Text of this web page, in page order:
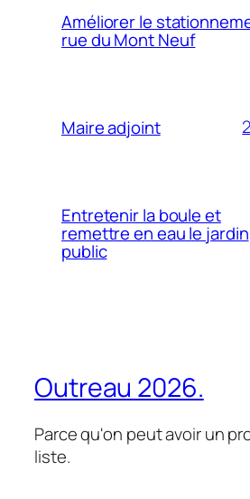
Améliorer le
rue du Mont Neuf
Maire adjoint
Entretenir la boule et
remettre en eau le jardin
public
Outreau 2026.
Parce qu'on peut avoir un
liste.